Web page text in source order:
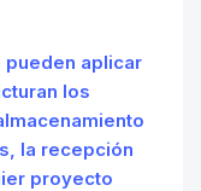
pueden aplicar
los
la recepción
proyecto